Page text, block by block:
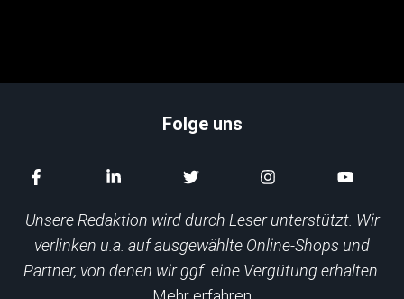
Folge uns
Unsere Redaktion wird durch Leser unterstützt. Wir
verlinken u.a. auf ausgewählte Online-Shops und
Partner, von denen wir ggf. eine Vergütung erhalten.